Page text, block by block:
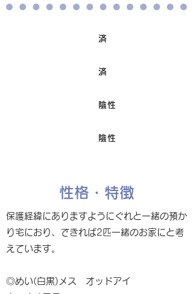
済
済
陰性
陰性
性格・特徴
保護経緯にありますようにぐれと一緒の預か
り宅におり、できれば2匹一緒のお家にと考
えています。
◎めい(白黒)メス オッドアイ